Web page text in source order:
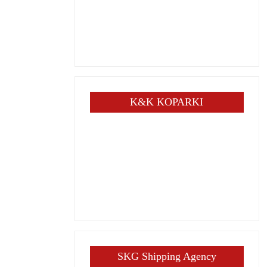
K&K KOPARKI
SKG Shipping Agency